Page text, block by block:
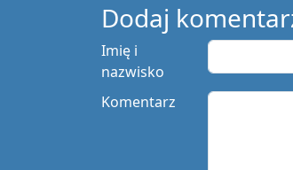
Dodaj
Imię i
nazwisko
Komentarz